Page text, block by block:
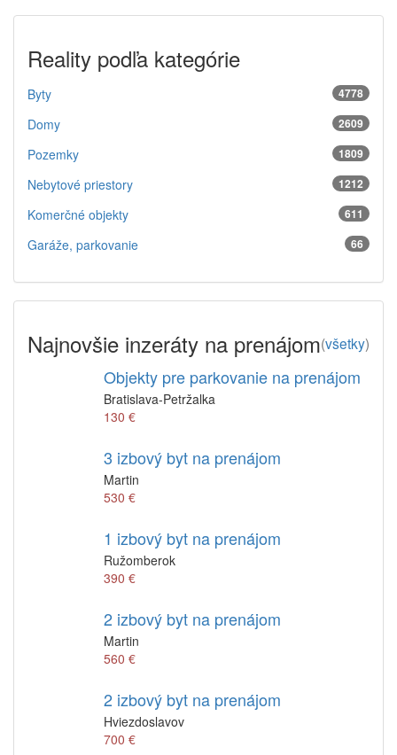
Reality podľa kategórie
4778
Byty
2609
Domy
1809
Pozemky
1212
Nebytové priestory
611
Komerčné objekty
66
Garáže, parkovanie
(všetky)
Najnovšie inzeráty na prenájom
Objekty pre parkovanie na prenájom
Bratislava-Petržalka
130 €
3 izbový byt na prenájom
Martin
530 €
1 izbový byt na prenájom
Ružomberok
390 €
2 izbový byt na prenájom
Martin
560 €
2 izbový byt na prenájom
Hviezdoslavov
700 €